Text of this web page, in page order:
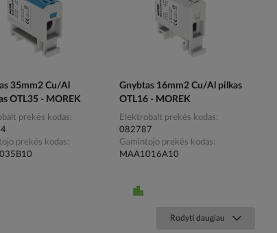
35mm2 Cu/Al
OTL35 - MOREK
prekės kodas
prekės kodas
Gnybtas 16mm2 Cu/Al pilkas
OTL16 - MOREK
Elektrobalt prekės kodas
082787
Gamintojo prekės kodas
MAA1016A10
Rodyti daugiau